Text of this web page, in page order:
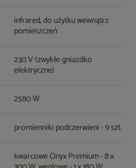
infrared, do użytku wewnątrz
pomieszczeń
230 V (zwykłe gniazdko
elektryczne)
2580 W
promienniki podczerwieni - 9 szt.
kwarcowe Onyx Premium - 8 x